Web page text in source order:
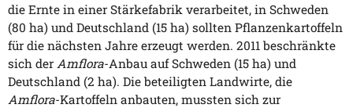
die Ernte in einer Stärkefabrik verarbeitet, in Schweden
(80 ha) und Deutschland (15 ha) sollten Pflanzenkartoffeln
für die nächsten Jahre erzeugt werden. 2011 beschränkte
sich der Amflora-Anbau auf Schweden (15 ha) und
Deutschland (2 ha). Die beteiligten Landwirte, die
Amflora-Kartoffeln anbauten, mussten sich zur